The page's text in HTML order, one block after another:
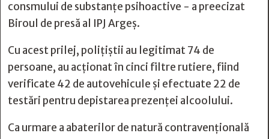
consmului de substanțe psihoactive - a preecizat
Biroul de presă al IPJ Argeș.
Cu acest prilej, polițiștii au legitimat 74 de
persoane, au acționat în cinci filtre rutiere, fiind
verificate 42 de autovehicule și efectuate 22 de
testări pentru depistarea prezenței alcoolului.
Ca urmare a abaterilor de natură contravențională